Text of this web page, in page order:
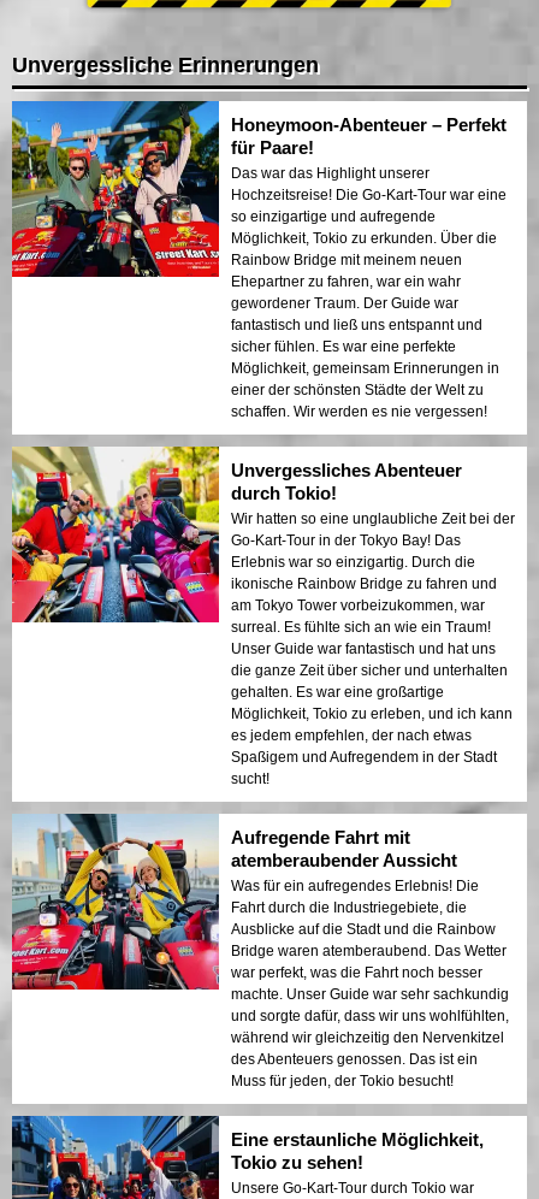
Unvergessliche Erinnerungen
Honeymoon-Abenteuer – Perfekt
für Paare!
Das war das Highlight unserer
Hochzeitsreise! Die Go-Kart-Tour war eine
so einzigartige und aufregende
Möglichkeit, Tokio zu erkunden. Über die
Rainbow Bridge mit meinem neuen
Ehepartner zu fahren, war ein wahr
gewordener Traum. Der Guide war
fantastisch und ließ uns entspannt und
sicher fühlen. Es war eine perfekte
Möglichkeit, gemeinsam Erinnerungen in
einer der schönsten Städte der Welt zu
schaffen. Wir werden es nie vergessen!
Unvergessliches Abenteuer
durch Tokio!
Wir hatten so eine unglaubliche Zeit bei der
Go-Kart-Tour in der Tokyo Bay! Das
Erlebnis war so einzigartig. Durch die
ikonische Rainbow Bridge zu fahren und
am Tokyo Tower vorbeizukommen, war
surreal. Es fühlte sich an wie ein Traum!
Unser Guide war fantastisch und hat uns
die ganze Zeit über sicher und unterhalten
gehalten. Es war eine großartige
Möglichkeit, Tokio zu erleben, und ich kann
es jedem empfehlen, der nach etwas
Spaßigem und Aufregendem in der Stadt
sucht!
Aufregende Fahrt mit
atemberaubender Aussicht
Was für ein aufregendes Erlebnis! Die
Fahrt durch die Industriegebiete, die
Ausblicke auf die Stadt und die Rainbow
Bridge waren atemberaubend. Das Wetter
war perfekt, was die Fahrt noch besser
machte. Unser Guide war sehr sachkundig
und sorgte dafür, dass wir uns wohlfühlten,
während wir gleichzeitig den Nervenkitzel
des Abenteuers genossen. Das ist ein
Muss für jeden, der Tokio besucht!
Eine erstaunliche Möglichkeit,
Tokio zu sehen!
Unsere Go-Kart-Tour durch Tokio war